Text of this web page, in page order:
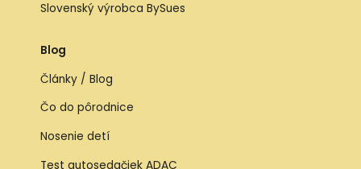
Slovenský výrobca BySues
Blog
Články / Blog
Čo do pôrodnice
Nosenie detí
Test autosedačiek ADAC